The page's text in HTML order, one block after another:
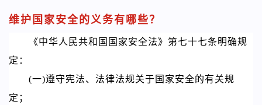
维护国家安全的义务有哪些？
《中华人民共和国国家安全法》 第七十七条明确规
定：
(一)遵守宪法、法律法规关于国家安全的有关规
定；